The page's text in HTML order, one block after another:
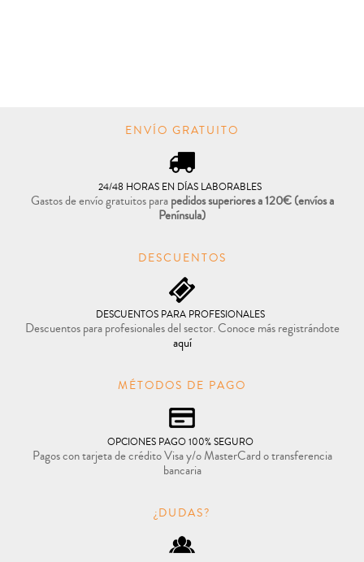
ENVÍO GRATUITO
24/48 HORAS EN DÍAS LABORABLES
Gastos de envío gratuitos parapedidos superiores a 120€(envíos a
Península)
DESCUENTOS
DESCUENTOS PARA PROFESIONALES
Descuentos para profesionales del sector. Conoce más registrándote
aquí
MÉTODOS DE PAGO
OPCIONES PAGO 100% SEGURO
Pagos con tarjeta de crédito Visa y/o MasterCard o transferencia
bancaria
¿DUDAS?